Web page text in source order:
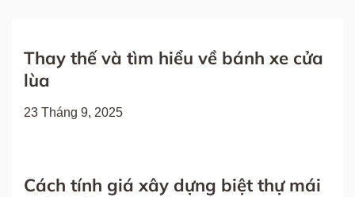
Thay thế và tìm hiểu về bánh xe cửa
lùa
23 Tháng 9, 2025
Cách tính giá xây dựng biệt thự mái